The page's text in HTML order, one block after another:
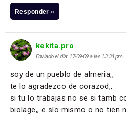
Responder »
kekita.pro
Enviado el día: 17-09-09 a las 13:34 pm
soy de un pueblo de almeria,,
te lo agradezco de corazod,,
si tu lo trabajas no se si tamb
biolage,, e slo mismo o no tien